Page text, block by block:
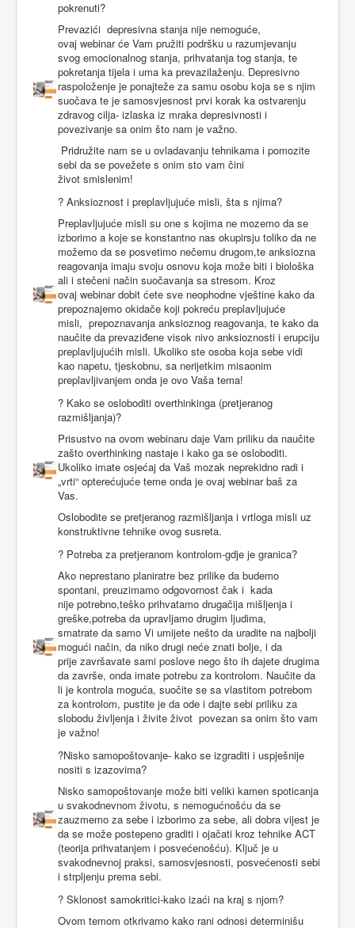
pokrenuti?
Prevazići depresivna stanja nije nemoguće,
ovaj webinar će Vam pružiti podršku u razumjevanju
svog emocionalnog stanja, prihvatanja tog stanja, te
pokretanja tijela i uma ka prevazilaženju. Depresivno
raspoloženje je ponajteže za samu osobu koja se s njim
suočava te je samosvjesnost prvi korak ka ostvarenju
zdravog cilja- izlaska iz mraka depresivnosti i
povezivanje sa onim što nam je važno.
Pridružite nam se u ovladavanju tehnikama i pomozite
sebi da se povežete s onim sto vam čini
život smislenim!
? Anksioznost i preplavljujuće misli, šta s njima?
Preplavljujuće misli su one s kojima ne mozemo da se
izborimo a koje se konstantno nas okupirsju toliko da ne
možemo da se posvetimo nečemu drugom,te anksiozna
reagovanja imaju svoju osnovu koja može biti i biološka
ali i stečeni način suočavanja sa stresom. Kroz
ovaj webinar dobit ćete sve neophodne vještine kako da
prepoznajemo okidače koji pokreću preplavljujuće
misli, prepoznavanja anksioznog reagovanja, te kako da
naučite da prevaziđene visok nivo anksioznosti i erupciju
preplavljujućih misli. Ukoliko ste osoba koja sebe vidi
kao napetu, tjeskobnu, sa nerijetkim misaonim
preplavljivanjem onda je ovo Vaša tema!
? Kako se osloboditi overthinkinga (pretjeranog
razmišljanja)?
Prisustvo na ovom webinaru daje Vam priliku da naučite
zašto overthinking nastaje i kako ga se osloboditi.
Ukoliko imate osjećaj da Vaš mozak neprekidno radi i
„vrti“ opterećujuće teme onda je ovaj webinar baš za
Vas.
Oslobodite se pretjeranog razmišljanja i vrtloga misli uz
konstruktivne tehnike ovog susreta.
? Potreba za pretjeranom kontrolom-gdje je granica?
Ako neprestano planiratre bez prilike da budemo
spontani, preuzimamo odgovornost čak i kada
nije potrebno,teško prihvatamo drugačija mišljenja i
greške,potreba da upravljamo drugim ljudima,
smatrate da samo Vi umijete nešto da uradite na najbolji
mogući način, da niko drugi neće znati bolje, i da
prije završavate sami poslove nego što ih dajete drugima
da završe, onda imate potrebu za kontrolom. Naučite da
li je kontrola moguća, suočite se sa vlastitom potrebom
za kontrolom, pustite je da ode i dajte sebi priliku za
slobodu življenja i živite život povezan sa onim što vam
je važno!
?Nisko samopoštovanje- kako se izgraditi i uspješnije
nositi s izazovima?
Nisko samopoštovanje može biti veliki kamen spoticanja
u svakodnevnom životu, s nemogućnošću da se
zauzmemo za sebe i izborimo za sebe, ali dobra vijest je
da se može postepeno graditi i ojačati kroz tehnike ACT
(teorija prihvatanjem i posvećenošću). Ključ je u
svakodnevnoj praksi, samosvjesnosti, posvećenosti sebi
i strpljenju prema sebi.
? Sklonost samokritici-kako izaći na kraj s njom?
Ovom temom otkrivamo kako rani odnosi determinišu